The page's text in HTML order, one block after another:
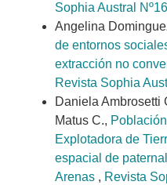
Sophia Austral Nº16
Angelina
de entornos
extracción no
Revista Sophia
Daniela Ambrosetti
Matus C.,
Explotadora de
espacial de
Arenas , Revista